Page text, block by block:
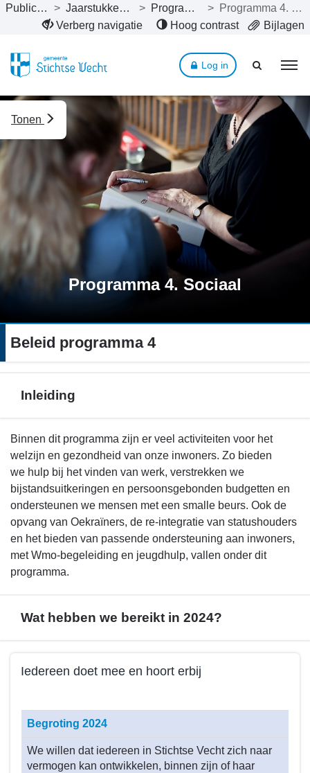
Naar hoofdinhoud
Publicaties > Jaarstukken 2024 > Programma’s >
Programma 4. Sociaal
Verberg navigatie
Hoog contrast Bijlagen
Log in
Programma 4. Sociaal
Tonen
Beleid programma 4
Inleiding
Terug
naar
navigatie
Beleid
programma
Inleiding
Binnen dit programma zijn er veel activiteiten voor het
welzijn en gezondheid van onze inwoners. Zo bieden
we hulp bij het vinden van werk, verstrekken we
bijstandsuitkeringen en persoonsgebonden budgetten en
ondersteunen we mensen met een smalle beurs. Ook de
opvang van Oekraïners, de re-integratie van statushouders
en het bieden van passende ondersteuning aan inwoners,
met Wmo-begeleiding en jeugdhulp, vallen onder dit
programma.
Wat hebben we bereikt in 2024?
Beleid
programma
Iedereen doet mee en hoort erbij
naar
navigatie
Beleid
Begroting 2024
We willen dat iedereen in Stichtse Vecht zich naar
vermogen kan ontwikkelen, binnen zijn of haar